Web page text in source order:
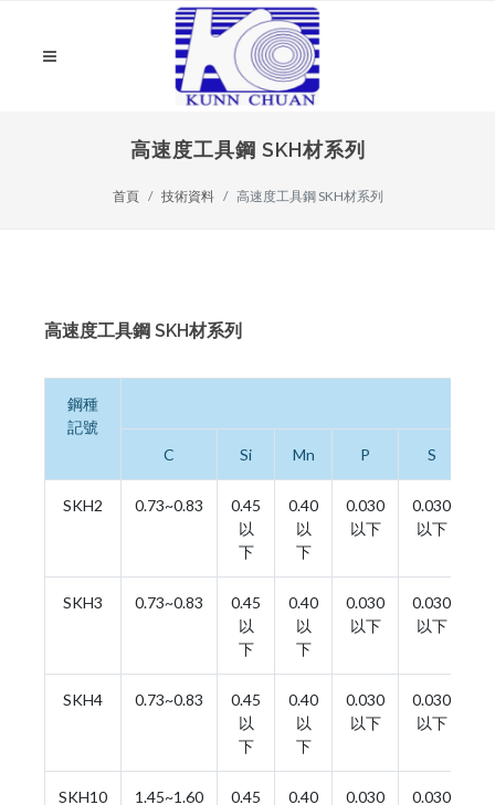
高速度工具鋼 SKH材系列
首頁 技術資料 高速度工具鋼 SKH材系列
高速度工具鋼 SKH材系列
鋼種
記號
C
Si Mn P S
SKH2 0.73~0.83
0.45
以
下
0.40
以
下
0.030
以下
0.030
以下
SKH3 0.73~0.83
0.45
以
下
0.40
以
下
0.030
以下
0.030
以下
SKH4 0.73~0.83
0.45
以
下
0.40
以
下
0.030
以下
0.030
以下
SKH10 1.45~1.60
0.45
0.40
0.030
0.030